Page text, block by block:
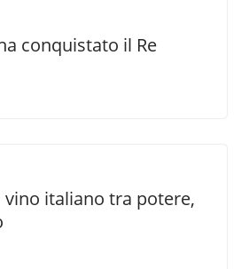
conquistato il Re
vino italiano tra potere,